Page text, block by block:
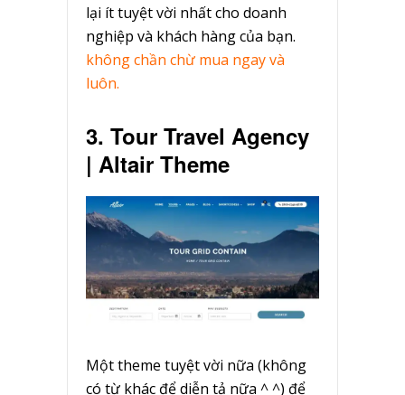
lại ít tuyệt vời nhất cho doanh
nghiệp và khách hàng của bạn.
không chần chừ mua ngay và
luôn.
3. Tour Travel Agency
| Altair Theme
Một theme tuyệt vời nữa (không
có từ khác để diễn tả nữa ^ ^) để